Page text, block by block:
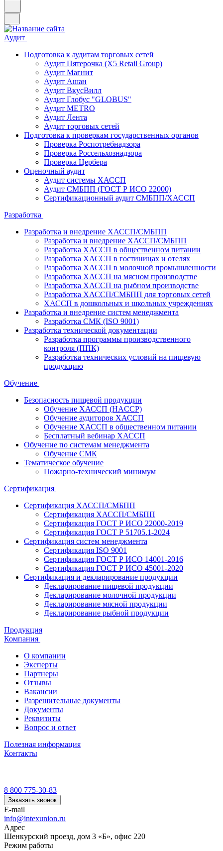
Аудит
Подготовка к аудитам торговых сетей
Аудит Пятерочка (X5 Retail Group)
Аудит Магнит
Аудит Ашан
Аудит ВкусВилл
Аудит Глобус "GLOBUS"
Аудит METRO
Аудит Лента
Аудит торговых сетей
Подготовка к проверкам государственных органов
Проверка Роспотребнадзора
Проверка Россельхознадзора
Проверка Цербера
Оценочный аудит
Аудит системы ХАССП
Аудит СМБПП (ГОСТ Р ИСО 22000)
Сертификационный аудит СМБПП/ХАССП
Разработка
Разработка и внедрение ХАССП/СМБПП
Разработка и внедрение ХАССП/СМБПП
Разработка ХАССП в общественном питании
Разработка ХАССП в гостиницах и отелях
Разработка ХАССП в молочной промышленности
Разработка ХАССП на мясном производстве
Разработка ХАССП на рыбном производстве
Разработка ХАССП/СМБПП для торговых сетей
ХАССП в дошкольных и школьных учреждениях
Разработка и внедрение систем менеджмента
Разработка СМК (ISO 9001)
Разработка технической документации
Разработка программы производственного
контроля (ППК)
Разработка технических условий на пищевую
продукцию
Обучение
Безопасность пищевой продукции
Обучение ХАССП (HACCP)
Обучение аудиторов ХАССП
Обучение ХАССП в общественном питании
Бесплатный вебинар ХАССП
Обучение по системам менеджмента
Обучение СМК
Тематическое обучение
Пожарно-технический минимум
Сертификация
Сертификация ХАССП/СМБПП
Сертификация ХАССП/СМБПП
Сертификация ГОСТ Р ИСО 22000-2019
Сертификация ГОСТ Р 51705.1-2024
Сертификация систем менеджмента
Сертификация ISO 9001
Сертификация ГОСТ Р ИСО 14001-2016
Сертификация ГОСТ Р ИСО 45001-2020
Сертификация и декларирование продукции
Декларирование пищевой продукции
Декларирование молочной продукции
Декларирование мясной продукции
Декларирование рыбной продукции
Продукция
Компания
О компании
Эксперты
Партнеры
Отзывы
Вакансии
Разрешительные документы
Документы
Реквизиты
Вопрос и ответ
Полезная информация
Контакты
8 800 775-30-83
Заказать звонок
E-mail
info@intexunion.ru
Адрес
Шенкурский проезд, дом 3 «Б», офис 220
Режим работы